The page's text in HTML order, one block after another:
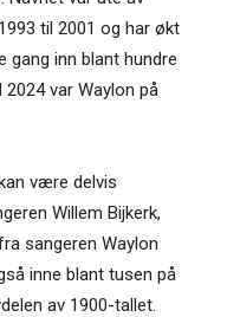
til 2001 og har økt
inn blant hundre
var Waylon på
være delvis
Willem Bijkerk,
sangeren Waylon
inne blant tusen på
av 1900-tallet.